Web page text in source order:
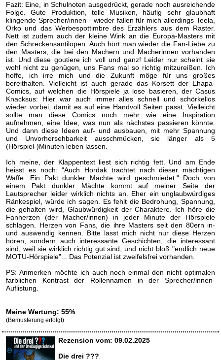
Fazit: Eine, in Schulnoten ausgedrückt, gerade noch ausreichende
Folge. Gute Produktion, tolle Musiken, häufig sehr glaubhaft
klingende Sprecher/innen - wieder fallen für mich allerdings Teela,
Orko und das Werbespottimbre des Erzählers aus dem Raster.
Nett ist zudem auch der kleine Wink an die Europa-Masters mit
den Schreckensantilopen. Auch hört man wieder die Fan-Liebe zu
den Masters, die bei den Machern und Macherinnen vorhanden
ist. Und diese goutiere ich voll und ganz! Leider nur scheint sie
wohl nicht zu genügen, uns Fans mal so richtig mitzureißen. Ich
hoffe, ich irre mich und die Zukunft möge für uns großes
bereithalten. Vielleicht ist auch gerade das Korsett der Ehapa-
Comics, auf welchen die Hörspiele ja lose basieren, der Casus
Knacksus: Hier war auch immer alles schnell und schörkellos
wieder vorbei, damit es auf eine Handvoll Seiten passt. Vielleicht
sollte man diese Comics noch mehr wie eine Inspiration
aufnehmen, eine Idee, was nun als nächstes passieren könnte.
Und dann diese Ideen auf- und ausbauen, mit mehr Spannung
und Unvorhersehbarkeit ausschmücken, sie länger als 5
(Hörspiel-)Minuten leben lassen.
Ich meine, der Klappentext liest sich richtig fett. Und am Ende
heisst es noch: "Auch Hordak trachtet nach dieser mächtigen
Waffe. Ein Pakt dunkler Mächte wird geschmiedet." Doch von
einem Pakt dunkler Mächte kommt auf meiner Seite der
Lautsprecher leider wirklich nichts an. Eher ein unglaubwürdiges
Ränkespiel, würde ich sagen. Es fehlt die Bedrohung, Spannung,
die gehalten wird, Glaubwürdigkeit der Charaktere. Ich höre die
Fanherzen (der Macher/innen) in jeder Minute der Hörspiele
schlagen. Herzen von Fans, die ihre Masters seit den 80ern in-
und auswendig kennen. Bitte lasst mich nicht nur diese Herzen
hören, sondern auch interessante Geschichten, die interessant
sind, weil sie wirklich richtig gut sind, und nicht bloß "endlich neue
MOTU-Hörspiele"... Das Potenzial ist zweifelsfrei vorhanden.
PS: Anmerken möchte ich auch noch einmal den nicht optimalen
farblichen Kontrast der Rollennamen in der Sprecher/innen-
Auflistung.
Meine Wertung: 55%
(Bemusterung erfolgt)
Rezension vom: 09.02.2025
Die drei ???